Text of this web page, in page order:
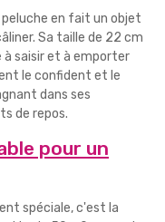
en fait un objet
Sa taille de 22 cm
saisir et à emporter
le confident et le
dans ses
de repos.
pour un
spéciale, c'est la